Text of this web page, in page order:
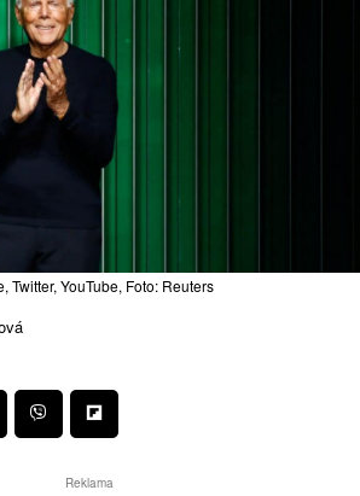
Twitter, YouTube, Foto: Reuters
Reklama